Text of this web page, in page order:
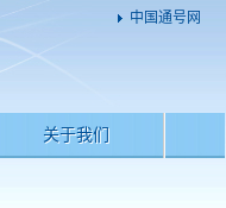
中国通号网
关于我们